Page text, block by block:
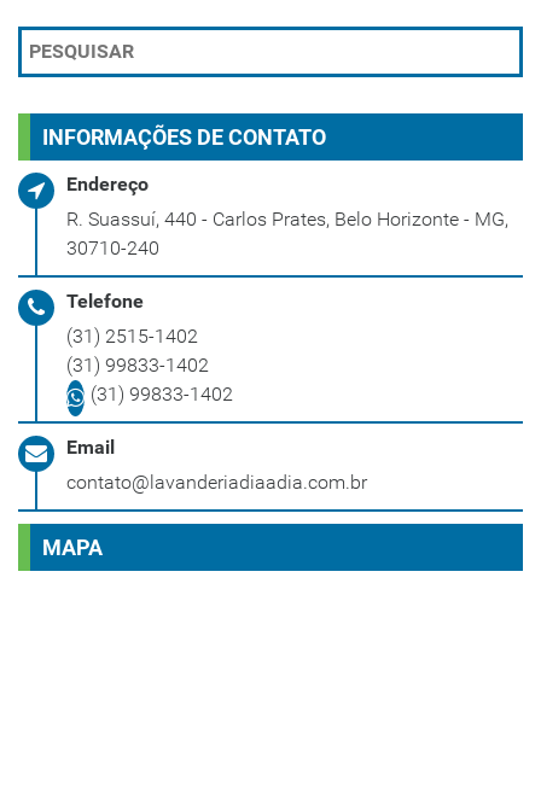
INFORMAÇÕES DE CONTATO
Endereço
R. Suassuí, 440 - Carlos Prates, Belo Horizonte - MG,
30710-240
Telefone
(31) 2515-1402
(31) 99833-1402
(31) 99833-1402
Email
contato@lavanderiadiaadia.com.br
MAPA